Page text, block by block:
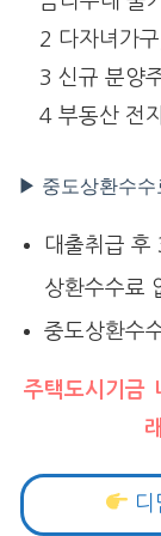
2 다자녀가
3 신규 분양
4 부동산 전
▶ 중도상환수수
대출취급
상환수수료
중도상환수
주택도시기금
디